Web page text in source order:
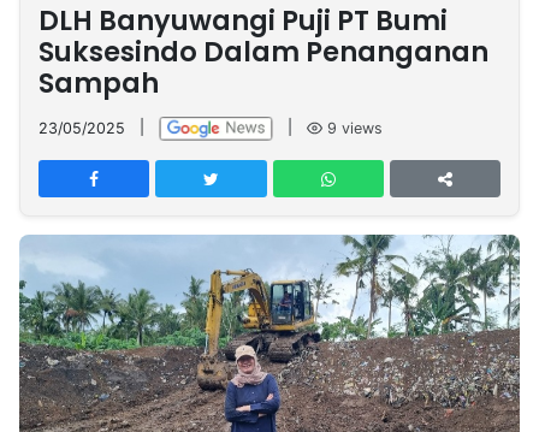
Nasional
International
Olahraga
Entertainment
Daerah
Pariwisata
Kuliner
Kolom
Network
PT
TREETAN
INDONESIA
Partner
Insight
NTB
Suara
Time
Lens
IDN
Daily
Jogja
Jalan
Rakyat
Idealita
News
Kita
Notice
Dinamikapost.com
Radar
Baru
Seedbacklink
DLH Banyuwangi Puji PT Bumi
Suksesindo Dalam Penanganan
Sampah
23/05/2025 9 views